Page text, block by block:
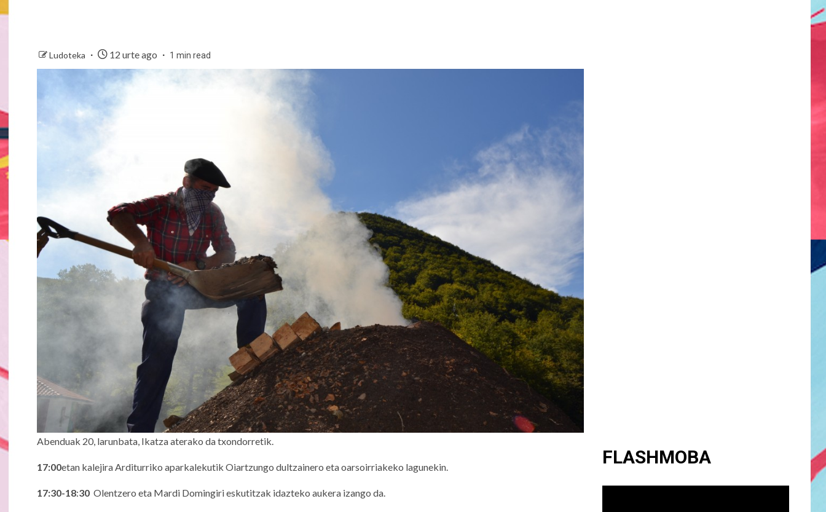
Ludoteka 12 urte ago 1 min read
Abenduak 20, larunbata, Ikatza aterako da txondorretik.
17:00etan kalejira Arditurriko aparkalekutik Oiartzungo dultzainero eta oarsoirriakeko lagunekin.
17:30-18:30 Olentzero eta Mardi Domingiri eskutitzak idazteko aukera izango da.
FLASHMOBA